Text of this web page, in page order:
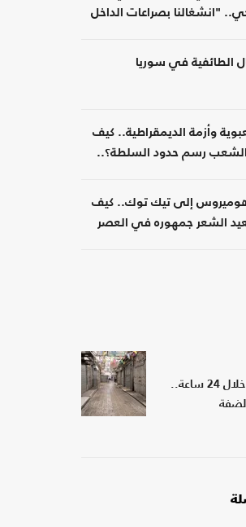
"انشغالنا بصراعات الداخل
الطائفية في سوريا
وأزمة الديمقراطية.. كيف
الشعب رسم حدود السلطة؟..
إلى تيك توك.. كيف
الشعر جمهوره في العصر
3 شهداء بنابلس خلال 24 ساعة..